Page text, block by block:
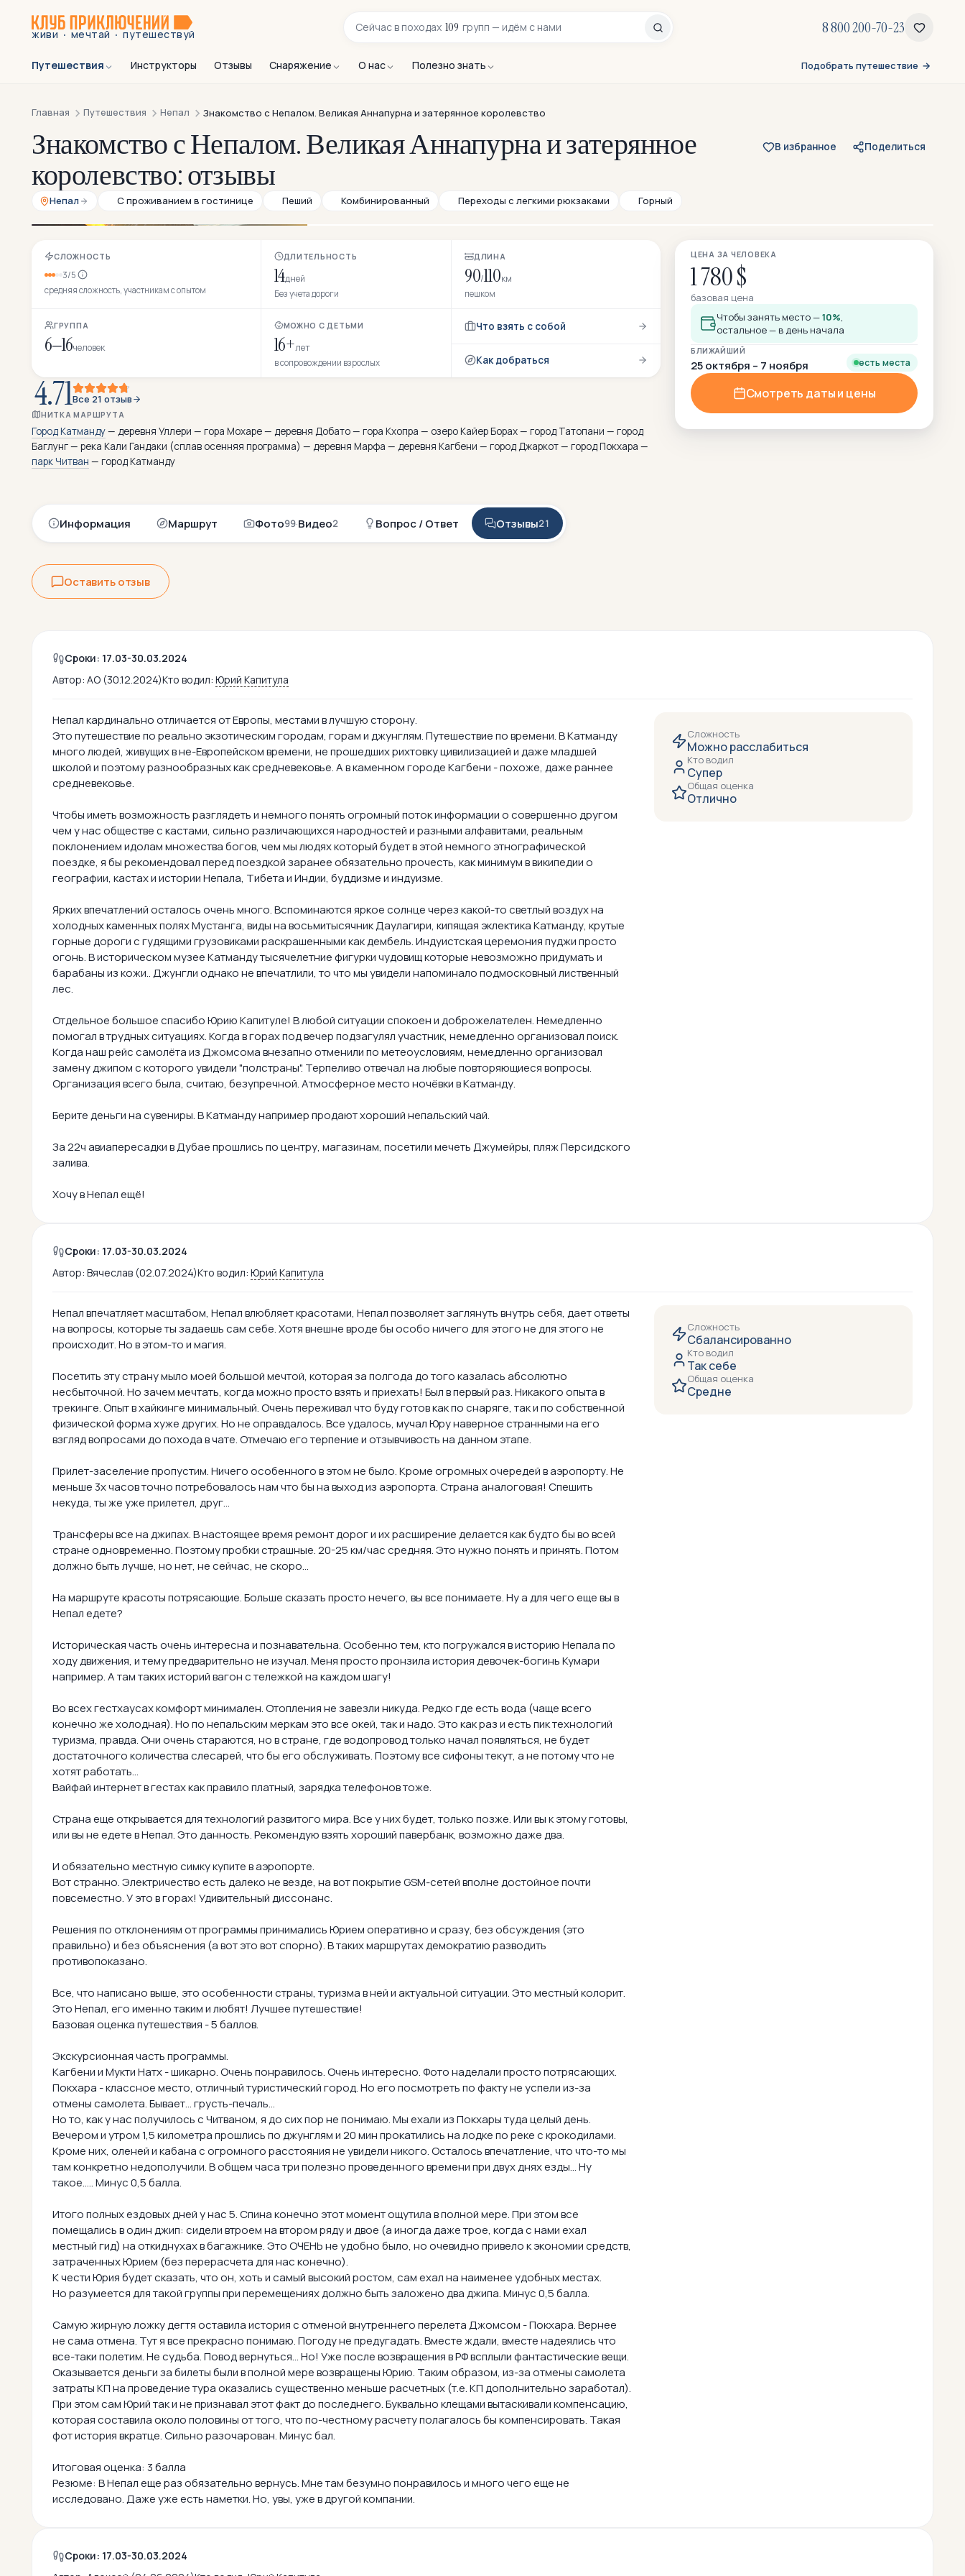
живи · мечтай · путешествуй
Сейчас в походах 109 групп — идём с нами 8 800 200-70-23
Путешествия Инструкторы Отзывы Снаряжение О нас Полезно знать Подобрать путешествие
Главная Путешествия Непал Знакомство с Непалом. Великая Аннапурна и затерянное королевство
Знакомство с Непалом. Великая Аннапурна и затерянное
королевство: отзывы
В избранное Поделиться
Непал С проживанием в гостинице Пеший Комбинированный Переходы с легкими рюкзаками Горный
СЛОЖНОСТЬ
3/5
средняя сложность, участникам с опытом
ДЛИТЕЛЬНОСТЬ
14дней
Без учета дороги
ДЛИНА
90/110км
пешком
ГРУППА
6–16человек
МОЖНО С ДЕТЬМИ
16+лет
в сопровождении взрослых
Что взять с собой
Как добраться
4.71Все 21 отзыв
НИТКА МАРШРУТА
Город Катманду— деревня Уллери — гора Мохаре — деревня Добато — гора Кхопра — озеро Кайер Борах — город Татопани — город
Баглунг — река Кали Гандаки (сплав осенняя программа) — деревня Марфа — деревня Кагбени — город Джаркот — город Покхара —
парк Читван — город Катманду
ЦЕНА ЗА ЧЕЛОВЕКА
1 780 $
базовая цена
Чтобы занять место —10%,
остальное — в день начала
БЛИЖАЙШИЙ
25 октября – 7 ноября есть места
Смотреть даты и цены
Информация Маршрут Фото99·Видео2 Вопрос / Ответ Отзывы21
Оставить отзыв
Сроки: 17.03-30.03.2024
Автор: АО (30.12.2024)Кто водил: Юрий Капитула
Непал кардинально отличается от Европы, местами в лучшую сторону.
Это путешествие по реально экзотическим городам, горам и джунглям. Путешествие по времени. В Катманду
много людей, живущих в не-Европейском времени, не прошедших рихтовку цивилизацией и даже младшей
школой и поэтому разнообразных как средневековье. А в каменном городе Кагбени - похоже, даже раннее
средневековье.
Чтобы иметь возможность разглядеть и немного понять огромный поток информации о совершенно другом
чем у нас обществе с кастами, сильно различающихся народностей и разными алфавитами, реальным
поклонением идолам множества богов, чем мы людях который будет в этой немного этнографической
поездке, я бы рекомендовал перед поездкой заранее обязательно прочесть, как минимум в википедии о
географии, кастах и истории Непала, Тибета и Индии, буддизме и индуизме.
Ярких впечатлений осталось очень много. Вспоминаются яркое солнце через какой-то светлый воздух на
холодных каменных полях Мустанга, виды на восьмитысячник Даулагири, кипящая эклектика Катманду, крутые
горные дороги с гудящими грузовиками раскрашенными как дембель. Индуистская церемония пуджи просто
огонь. В историческом музее Катманду тысячелетние фигурки чудовищ которые невозможно придумать и
барабаны из кожи.. Джунгли однако не впечатлили, то что мы увидели напоминало подмосковный лиственный
лес.
Отдельное большое спасибо Юрию Капитуле! В любой ситуации спокоен и доброжелателен. Немедленно
помогал в трудных ситуациях. Когда в горах под вечер подзагулял участник, немедленно организовал поиск.
Когда наш рейс самолёта из Джомсома внезапно отменили по метеоусловиям, немедленно организовал
замену джипом с которого увидели "полстраны". Терпеливо отвечал на любые повторяющиеся вопросы.
Организация всего была, считаю, безупречной. Атмосферное место ночёвки в Катманду.
Берите деньги на сувениры. В Катманду например продают хороший непальский чай.
За 22ч авиапересадки в Дубае прошлись по центру, магазинам, посетили мечеть Джумейры, пляж Персидского
залива.
Хочу в Непал ещё!
Сложность
Можно расслабиться
Кто водил
Супер
Общая оценка
Отлично
Сроки: 17.03-30.03.2024
Автор: Вячеслав (02.07.2024)Кто водил: Юрий Капитула
Непал впечатляет масштабом, Непал влюбляет красотами, Непал позволяет заглянуть внутрь себя, дает ответы
на вопросы, которые ты задаешь сам себе. Хотя внешне вроде бы особо ничего для этого не для этого не
происходит. Но в этом-то и магия.
Посетить эту страну мыло моей большой мечтой, которая за полгода до того казалась абсолютно
несбыточной. Но зачем мечтать, когда можно просто взять и приехать! Был в первый раз. Никакого опыта в
трекинге. Опыт в хайкинге минимальный. Очень переживал что буду готов как по снаряге, так и по собственной
физической форма хуже других. Но не оправдалось. Все удалось, мучал Юру наверное странными на его
взгляд вопросами до похода в чате. Отмечаю его терпение и отзывчивость на данном этапе.
Прилет-заселение пропустим. Ничего особенного в этом не было. Кроме огромных очередей в аэропорту. Не
меньше 3х часов точно потребовалось нам что бы на выход из аэропорта. Страна аналоговая! Спешить
некуда, ты же уже прилетел, друг...
Трансферы все на джипах. В настоящее время ремонт дорог и их расширение делается как будто бы во всей
стране одновременно. Поэтому пробки страшные. 20-25 км/час средняя. Это нужно понять и принять. Потом
должно быть лучше, но нет, не сейчас, не скоро...
На маршруте красоты потрясающие. Больше сказать просто нечего, вы все понимаете. Ну а для чего еще вы в
Непал едете?
Историческая часть очень интересна и познавательна. Особенно тем, кто погружался в историю Непала по
ходу движения, и тему предварительно не изучал. Меня просто пронзила история девочек-богинь Кумари
например. А там таких историй вагон с тележкой на каждом шагу!
Во всех гестхаусах комфорт минимален. Отопления не завезли никуда. Редко где есть вода (чаще всего
конечно же холодная). Но по непальским меркам это все окей, так и надо. Это как раз и есть пик технологий
туризма, правда. Они очень стараются, но в стране, где водопровод только начал появляться, не будет
достаточного количества слесарей, что бы его обслуживать. Поэтому все сифоны текут, а не потому что не
хотят работать...
Вайфай интернет в гестах как правило платный, зарядка телефонов тоже.
Страна еще открывается для технологий развитого мира. Все у них будет, только позже. Или вы к этому готовы,
или вы не едете в Непал. Это данность. Рекомендую взять хороший павербанк, возможно даже два.
И обязательно местную симку купите в аэропорте.
Вот странно. Электричество есть далеко не везде, на вот покрытие GSM-сетей вполне достойное почти
повсеместно. У это в горах! Удивительный диссонанс.
Решения по отклонениям от программы принимались Юрием оперативно и сразу, без обсуждения (это
правильно) и без объяснения (а вот это вот спорно). В таких маршрутах демократию разводить
противопоказано.
Все, что написано выше, это особенности страны, туризма в ней и актуальной ситуации. Это местный колорит.
Это Непал, его именно таким и любят! Лучшее путешествие!
Базовая оценка путешествия - 5 баллов.
Экскурсионная часть программы.
Кагбени и Мукти Натх - шикарно. Очень понравилось. Очень интересно. Фото наделали просто потрясающих.
Покхара - классное место, отличный туристический город. Но его посмотреть по факту не успели из-за
отмены самолета. Бывает... грусть-печаль...
Но то, как у нас получилось с Читваном, я до сих пор не понимаю. Мы ехали из Покхары туда целый день.
Вечером и утром 1,5 километра прошлись по джунглям и 20 мин прокатились на лодке по реке с крокодилами.
Кроме них, оленей и кабана с огромного расстояния не увидели никого. Осталось впечатление, что что-то мы
там конкретно недополучили. В общем часа три полезно проведенного времени при двух днях езды... Ну
такое..... Минус 0,5 балла.
Итого полных ездовых дней у нас 5. Спина конечно этот момент ощутила в полной мере. При этом все
помещались в один джип: сидели втроем на втором ряду и двое (а иногда даже трое, когда с нами ехал
местный гид) на откиднухах в багажнике. Это ОЧЕНЬ не удобно было, но очевидно привело к экономии средств,
затраченных Юрием (без перерасчета для нас конечно).
К чести Юрия будет сказать, что он, хоть и самый высокий ростом, сам ехал на наименее удобных местах.
Но разумеется для такой группы при перемещениях должно быть заложено два джипа. Минус 0,5 балла.
Самую жирную ложку дегтя оставила история с отменой внутреннего перелета Джомсом - Покхара. Вернее
не сама отмена. Тут я все прекрасно понимаю. Погоду не предугадать. Вместе ждали, вместе надеялись что
все-таки полетим. Не судьба. Повод вернуться... Но! Уже после возвращения в РФ всплыли фантастические вещи.
Оказывается деньги за билеты были в полной мере возвращены Юрию. Таким образом, из-за отмены самолета
затраты КП на проведение тура оказались существенно меньше расчетных (т.е. КП дополнительно заработал).
При этом сам Юрий так и не признавал этот факт до последнего. Буквально клещами вытаскивали компенсацию,
которая составила около половины от того, что по-честному расчету полагалось бы компенсировать. Такая
фот история вкратце. Сильно разочарован. Минус бал.
Итоговая оценка: 3 балла
Резюме: В Непал еще раз обязательно вернусь. Мне там безумно понравилось и много чего еще не
исследовано. Даже уже есть наметки. Но, увы, уже в другой компании.
Сложность
Сбалансированно
Кто водил
Так себе
Общая оценка
Средне
Сроки: 17.03-30.03.2024